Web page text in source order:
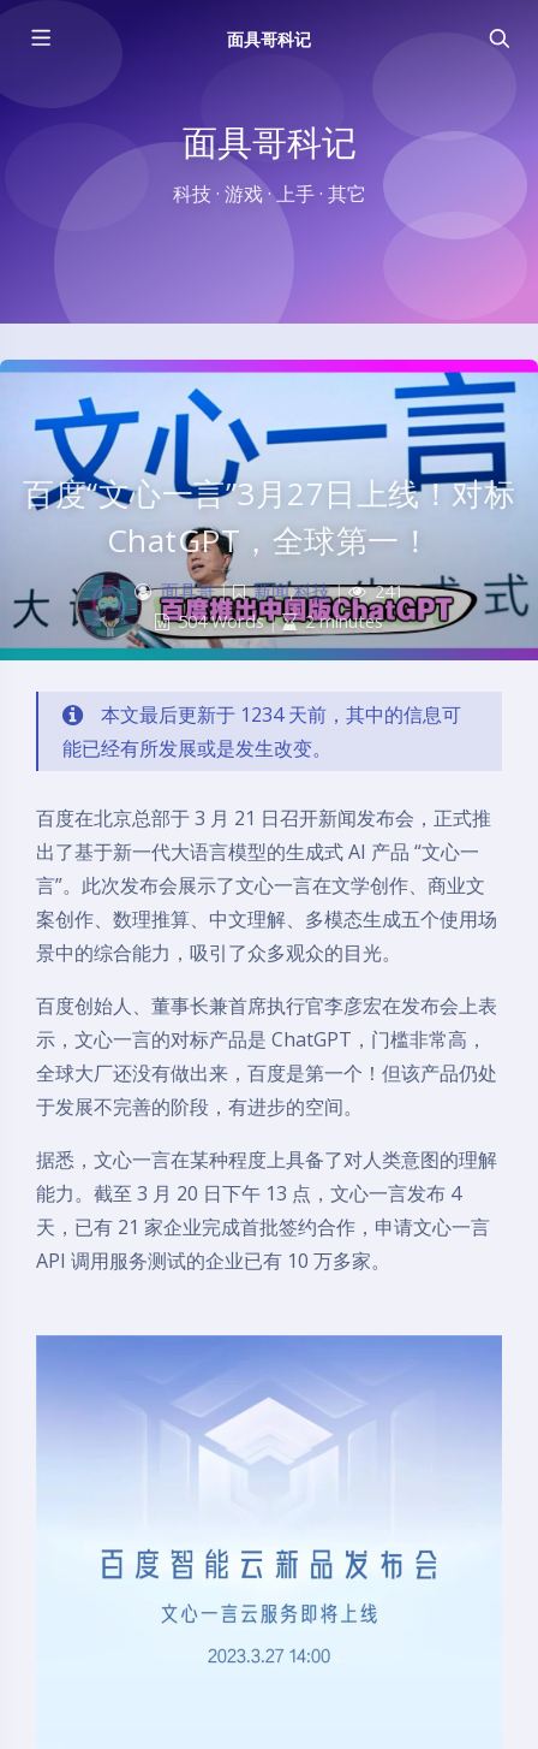
面具哥科记
面具哥科记
科技 · 游戏 · 上手 · 其它
百度“文心一言”3月27日上线！对标
ChatGPT，全球第一！
面具哥| 新闻,科技|
241
504 Words| 2 minutes
本文最后更新于 1234 天前，其中的信息可
能已经有所发展或是发生改变。
百度在北京总部于 3 月 21 日召开新闻发布会，正式推
出了基于新一代大语言模型的生成式 AI 产品 “文心一
言”。此次发布会展示了文心一言在文学创作、商业文
案创作、数理推算、中文理解、多模态生成五个使用场
景中的综合能力，吸引了众多观众的目光。
百度创始人、董事长兼首席执行官李彦宏在发布会上表
示，文心一言的对标产品是 ChatGPT，门槛非常高，
全球大厂还没有做出来，百度是第一个！但该产品仍处
于发展不完善的阶段，有进步的空间。
据悉，文心一言在某种程度上具备了对人类意图的理解
能力。截至 3 月 20 日下午 13 点，文心一言发布 4
天，已有 21 家企业完成首批签约合作，申请文心一言
API 调用服务测试的企业已有 10 万多家。